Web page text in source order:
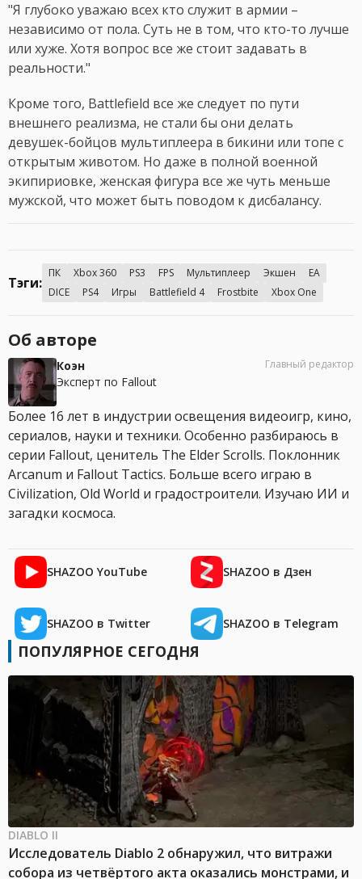
"Я глубоко уважаю всех кто служит в армии –
независимо от пола. Суть не в том, что кто-то лучше
или хуже. Хотя вопрос все же стоит задавать в
реальности."
Кроме того, Battlefield все же следует по пути
внешнего реализма, не стали бы они делать
девушек-бойцов мультиплеера в бикини или топе с
открытым животом. Но даже в полной военной
экипириовке, женская фигура все же чуть меньше
мужской, что может быть поводом к дисбалансу.
Тэги:
ПК Xbox 360 PS3 FPS Мультиплеер Экшен
EA
DICE
PS4 Игры Battlefield 4 Frostbite Xbox One
Об авторе
Коэн
Эксперт по Fallout
Главный редактор
Более 16 лет в индустрии освещения видеоигр, кино,
сериалов, науки и техники. Особенно разбираюсь в
серии Fallout, ценитель The Elder Scrolls. Поклонник
Arcanum и Fallout Tactics. Больше всего играю в
Civilization, Old World и градостроители. Изучаю ИИ и
загадки космоса.
SHAZOO YouTube SHAZOO в Дзен
SHAZOO в Twitter SHAZOO в Telegram
ПОПУЛЯРНОЕ СЕГОДНЯ
DIABLO II
Исследователь Diablo 2 обнаружил, что витражи
собора из четвёртого акта оказались монстрами, и